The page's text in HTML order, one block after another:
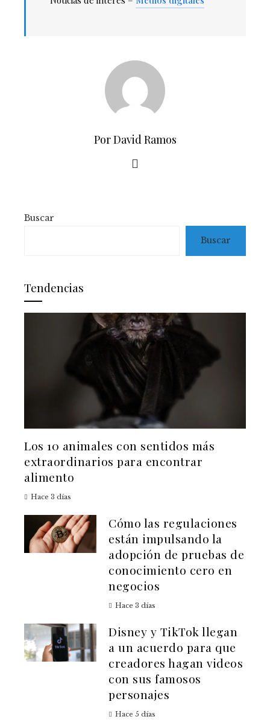
Por David Ramos
Buscar
Buscar
Tendencias
Los 10 animales con sentidos más
extraordinarios para encontrar
alimento
Hace 3 días
Cómo las regulaciones
están impulsando la
adopción de pruebas de
conocimiento cero en
negocios
Hace 3 días
Disney y TikTok llegan
a un acuerdo para que
creadores hagan videos
con sus famosos
personajes
Hace 5 días